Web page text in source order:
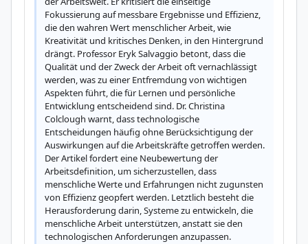
Fokussierung auf messbare Ergebnisse und Effizienz,
die den wahren Wert menschlicher Arbeit, wie
Kreativität und kritisches Denken, in den Hintergrund
drängt. Professor Eryk Salvaggio betont, dass die
Qualität und der Zweck der Arbeit oft vernachlässigt
werden, was zu einer Entfremdung von wichtigen
Aspekten führt, die für Lernen und persönliche
Entwicklung entscheidend sind. Dr. Christina
Colclough warnt, dass technologische
Entscheidungen häufig ohne Berücksichtigung der
Auswirkungen auf die Arbeitskräfte getroffen werden.
Der Artikel fordert eine Neubewertung der
Arbeitsdefinition, um sicherzustellen, dass
menschliche Werte und Erfahrungen nicht zugunsten
von Effizienz geopfert werden. Letztlich besteht die
Herausforderung darin, Systeme zu entwickeln, die
menschliche Arbeit unterstützen, anstatt sie den
technologischen Anforderungen anzupassen.